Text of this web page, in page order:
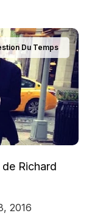
Du Temps
Richard
2016